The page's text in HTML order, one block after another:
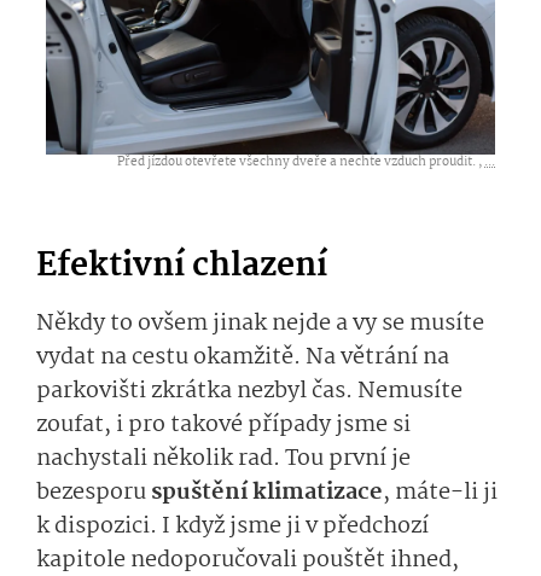
Před jízdou otevřete všechny dveře a nechte vzduch proudit. ,...
Efektivní chlazení
Někdy to ovšem jinak nejde a vy se musíte
vydat na cestu okamžitě. Na větrání na
parkovišti zkrátka nezbyl čas. Nemusíte
zoufat, i pro takové případy jsme si
nachystali několik rad. Tou první je
bezesporuspuštění klimatizace, máte-li ji
k dispozici. I když jsme ji v předchozí
kapitole nedoporučovali pouštět ihned,